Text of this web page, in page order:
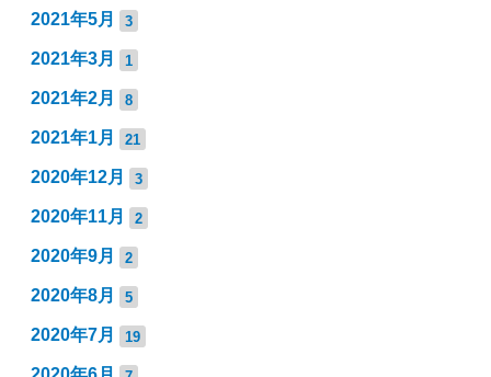
2021年5月 3
2021年3月 1
2021年2月 8
2021年1月 21
2020年12月 3
2020年11月 2
2020年9月 2
2020年8月 5
2020年7月 19